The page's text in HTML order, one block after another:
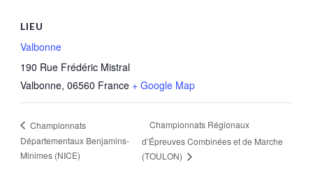
LIEU
Valbonne
190 Rue Frédéric Mistral
Valbonne, 06560 France + Google Map
Championnats
Départementaux Benjamins-
Minimes (NICE)
Championnats Régionaux
d’Épreuves Combinées et de Marche
(TOULON)